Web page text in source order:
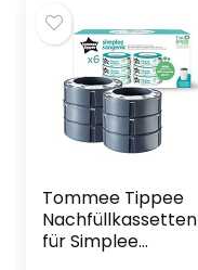
Tommee Tippee
Nachfüllkassetten
für Simplee